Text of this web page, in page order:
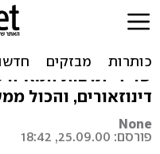
גואטמלה
ערב רב, מיוער והררי,
שרידי תרבות
דינוזאורים, והכול
None
פורסם: 25.09.00, 18:42